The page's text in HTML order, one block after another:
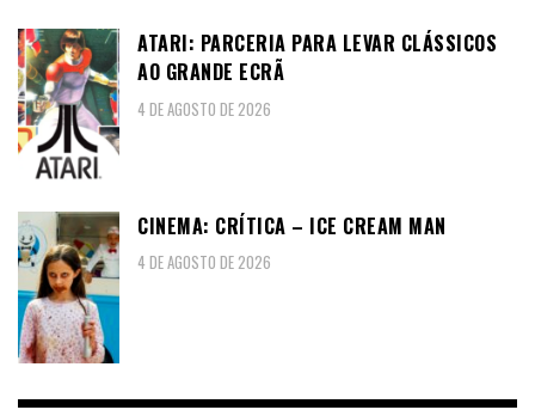
ATARI: PARCERIA PARA LEVAR CLÁSSICOS
AO GRANDE ECRÃ
4 DE AGOSTO DE 2026
CINEMA: CRÍTICA – ICE CREAM MAN
4 DE AGOSTO DE 2026